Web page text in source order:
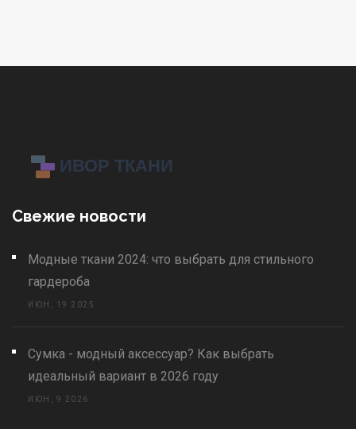
Свежие новости
Модные ткани 2024: что выбрать для стильного
гардероба
ИЮН, 19 2025
Сумка - модный аксессуар? Как выбрать
идеальный вариант в 2026 году
ИЮН, 9 2026